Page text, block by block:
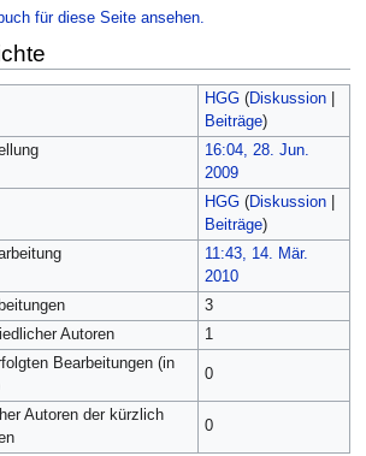
für diese Seite ansehen.
HGG (Diskussion|
Beiträge)
16:04, 28. Jun.
2009
HGG (Diskussion|
Beiträge)
11:43, 14. Mär.
2010
3
Autoren
1
Bearbeitungen (in
0
Autoren der kürzlich
0